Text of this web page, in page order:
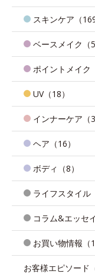
スキンケア（169
ベースメイク（
ポイントメイク
UV（18）
インナーケア（
ヘア（16）
ボディ（8）
ライフスタイル
コラム&エッセ
お買い物情報（
お客様エピソード